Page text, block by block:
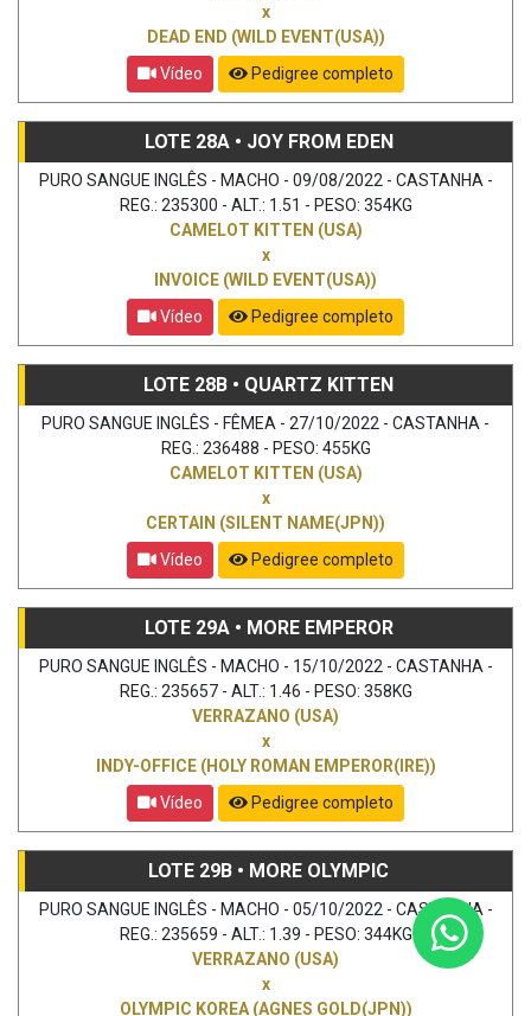
x
DEAD END (WILD EVENT(USA))
Vídeo
Pedigree completo
LOTE 28A • JOY FROM EDEN
PURO SANGUE INGLÊS - MACHO - 09/08/2022 - CASTANHA -
REG.: 235300 - ALT.: 1.51 - PESO: 354KG
CAMELOT KITTEN (USA)
x
INVOICE (WILD EVENT(USA))
Vídeo
Pedigree completo
LOTE 28B • QUARTZ KITTEN
PURO SANGUE INGLÊS - FÊMEA - 27/10/2022 - CASTANHA -
REG.: 236488 - PESO: 455KG
CAMELOT KITTEN (USA)
x
CERTAIN (SILENT NAME(JPN))
Vídeo
Pedigree completo
LOTE 29A • MORE EMPEROR
PURO SANGUE INGLÊS - MACHO - 15/10/2022 - CASTANHA -
REG.: 235657 - ALT.: 1.46 - PESO: 358KG
VERRAZANO (USA)
x
INDY-OFFICE (HOLY ROMAN EMPEROR(IRE))
Vídeo
Pedigree completo
LOTE 29B • MORE OLYMPIC
PURO SANGUE INGLÊS - MACHO - 05/10/2022 - CASTANHA -
REG.: 235659 - ALT.: 1.39 - PESO: 344KG
VERRAZANO (USA)
x
OLYMPIC KOREA (AGNES GOLD(JPN))